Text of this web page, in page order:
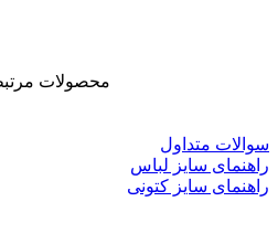
محصولات
سوالات متداول
راهنمای سایز لباس
راهنمای سایز کتونی